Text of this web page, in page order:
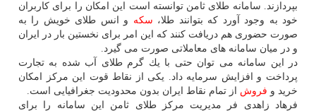
بپردازند. سامانه طلای ثامن توانسته است این امكان را برای كاربران
خود به وجود آورد كه بتوانند طلا، سكه و انس طلای خویش را به
صورت حضوری هم دریافت كنند كه این امر برای نخستین بار در ایران
و در میان سامانه های معاملاتی صورت می گیرد.
در این سامانه می توان حتی با یك گرم طلای آب شده به تجارت
پرداخت و افزایش سرمایه داد. یكی از نقاط قوت این مركز امكان
خرید و فروش از تمام نقاط ایران بدون محدودیت جغرافیایی است.
فرهاد زاهدی فر مدیریت مركز طلای ثامن این سامانه را برای